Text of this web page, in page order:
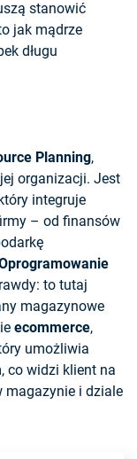
stanowić
jak mądrze
długu
Planning,
organizacji. Jest
integruje
– od finansów
to tutaj
magazynowe
ecommerce,
umożliwia
co widzi klient na
magazynie i dziale